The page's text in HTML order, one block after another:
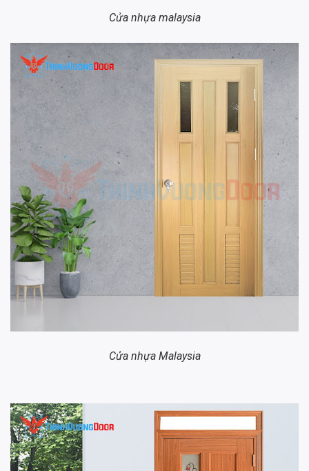
Cửa nhựa malaysia
Cửa nhựa Malaysia